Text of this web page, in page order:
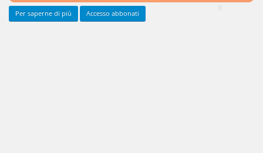
Il
Per saperne di più Accesso abbonati